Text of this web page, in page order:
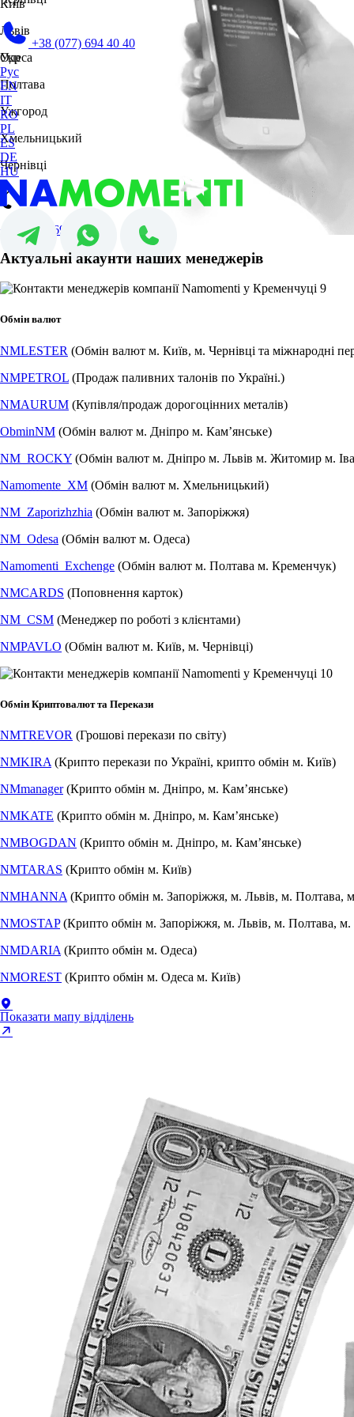
Київ
Львів
Одеса
Полтава
Ужгород
Хмельницький
Чернівці
+38 (077) 694 40 40
+38 (077) 694 40 40
Укр
Рус
EN
IT
RO
PL
ES
DE
HU
Актуальні акаунти наших менеджерів
Обмін валют
NMLESTER (Обмін валют м. Київ, м. Чернівці та міжнародні
NMPETROL (Продаж паливних талонів по Україні.)
NMAURUM (Купівля/продаж дорогоцінних металів)
ObminNM (Обмін валют м. Дніпро м. Камʼянське)
NM_ROCKY (Обмін валют м. Дніпро м. Львів м. Житомир м.
Namomente_XM (Обмін валют м. Хмельницький)
NM_Zaporizhzhia (Обмін валют м. Запоріжжя)
NM_Odesa (Обмін валют м. Одеса)
Namomenti_Exchenge (Обмін валют м. Полтава м. Кременчук)
NMCARDS (Поповнення карток)
NM_CSM (Менеджер по роботі з клієнтами)
NMPAVLO (Обмін валют м. Київ, м. Чернівці)
Обмін Криптовалют та Перекази
NMTREVOR (Грошові перекази по світу)
NMKIRA (Крипто перекази по Україні, крипто обмін м. Київ)
NMmanager(Крипто обмін м. Дніпро, м. Камʼянське)
NMKATE (Крипто обмін м. Дніпро, м. Камʼянське)
NMBOGDAN (Крипто обмін м. Дніпро, м. Камʼянське)
NMTARAS (Крипто обмін м. Київ)
NMHANNA (Крипто обмін м. Запоріжжя, м. Львів, м. Полтава,
NMOSTAP(Крипто обмін м. Запоріжжя, м. Львів, м. Полтава,
NMDARIA (Крипто обмін м. Одеса)
NMOREST (Крипто обмін м. Одеса м. Київ)
Показати мапу відділень